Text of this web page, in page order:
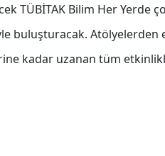
TÜBİTAK Bilim Her Yerde
buluşturacak. Atölyelerden
kadar uzanan tüm